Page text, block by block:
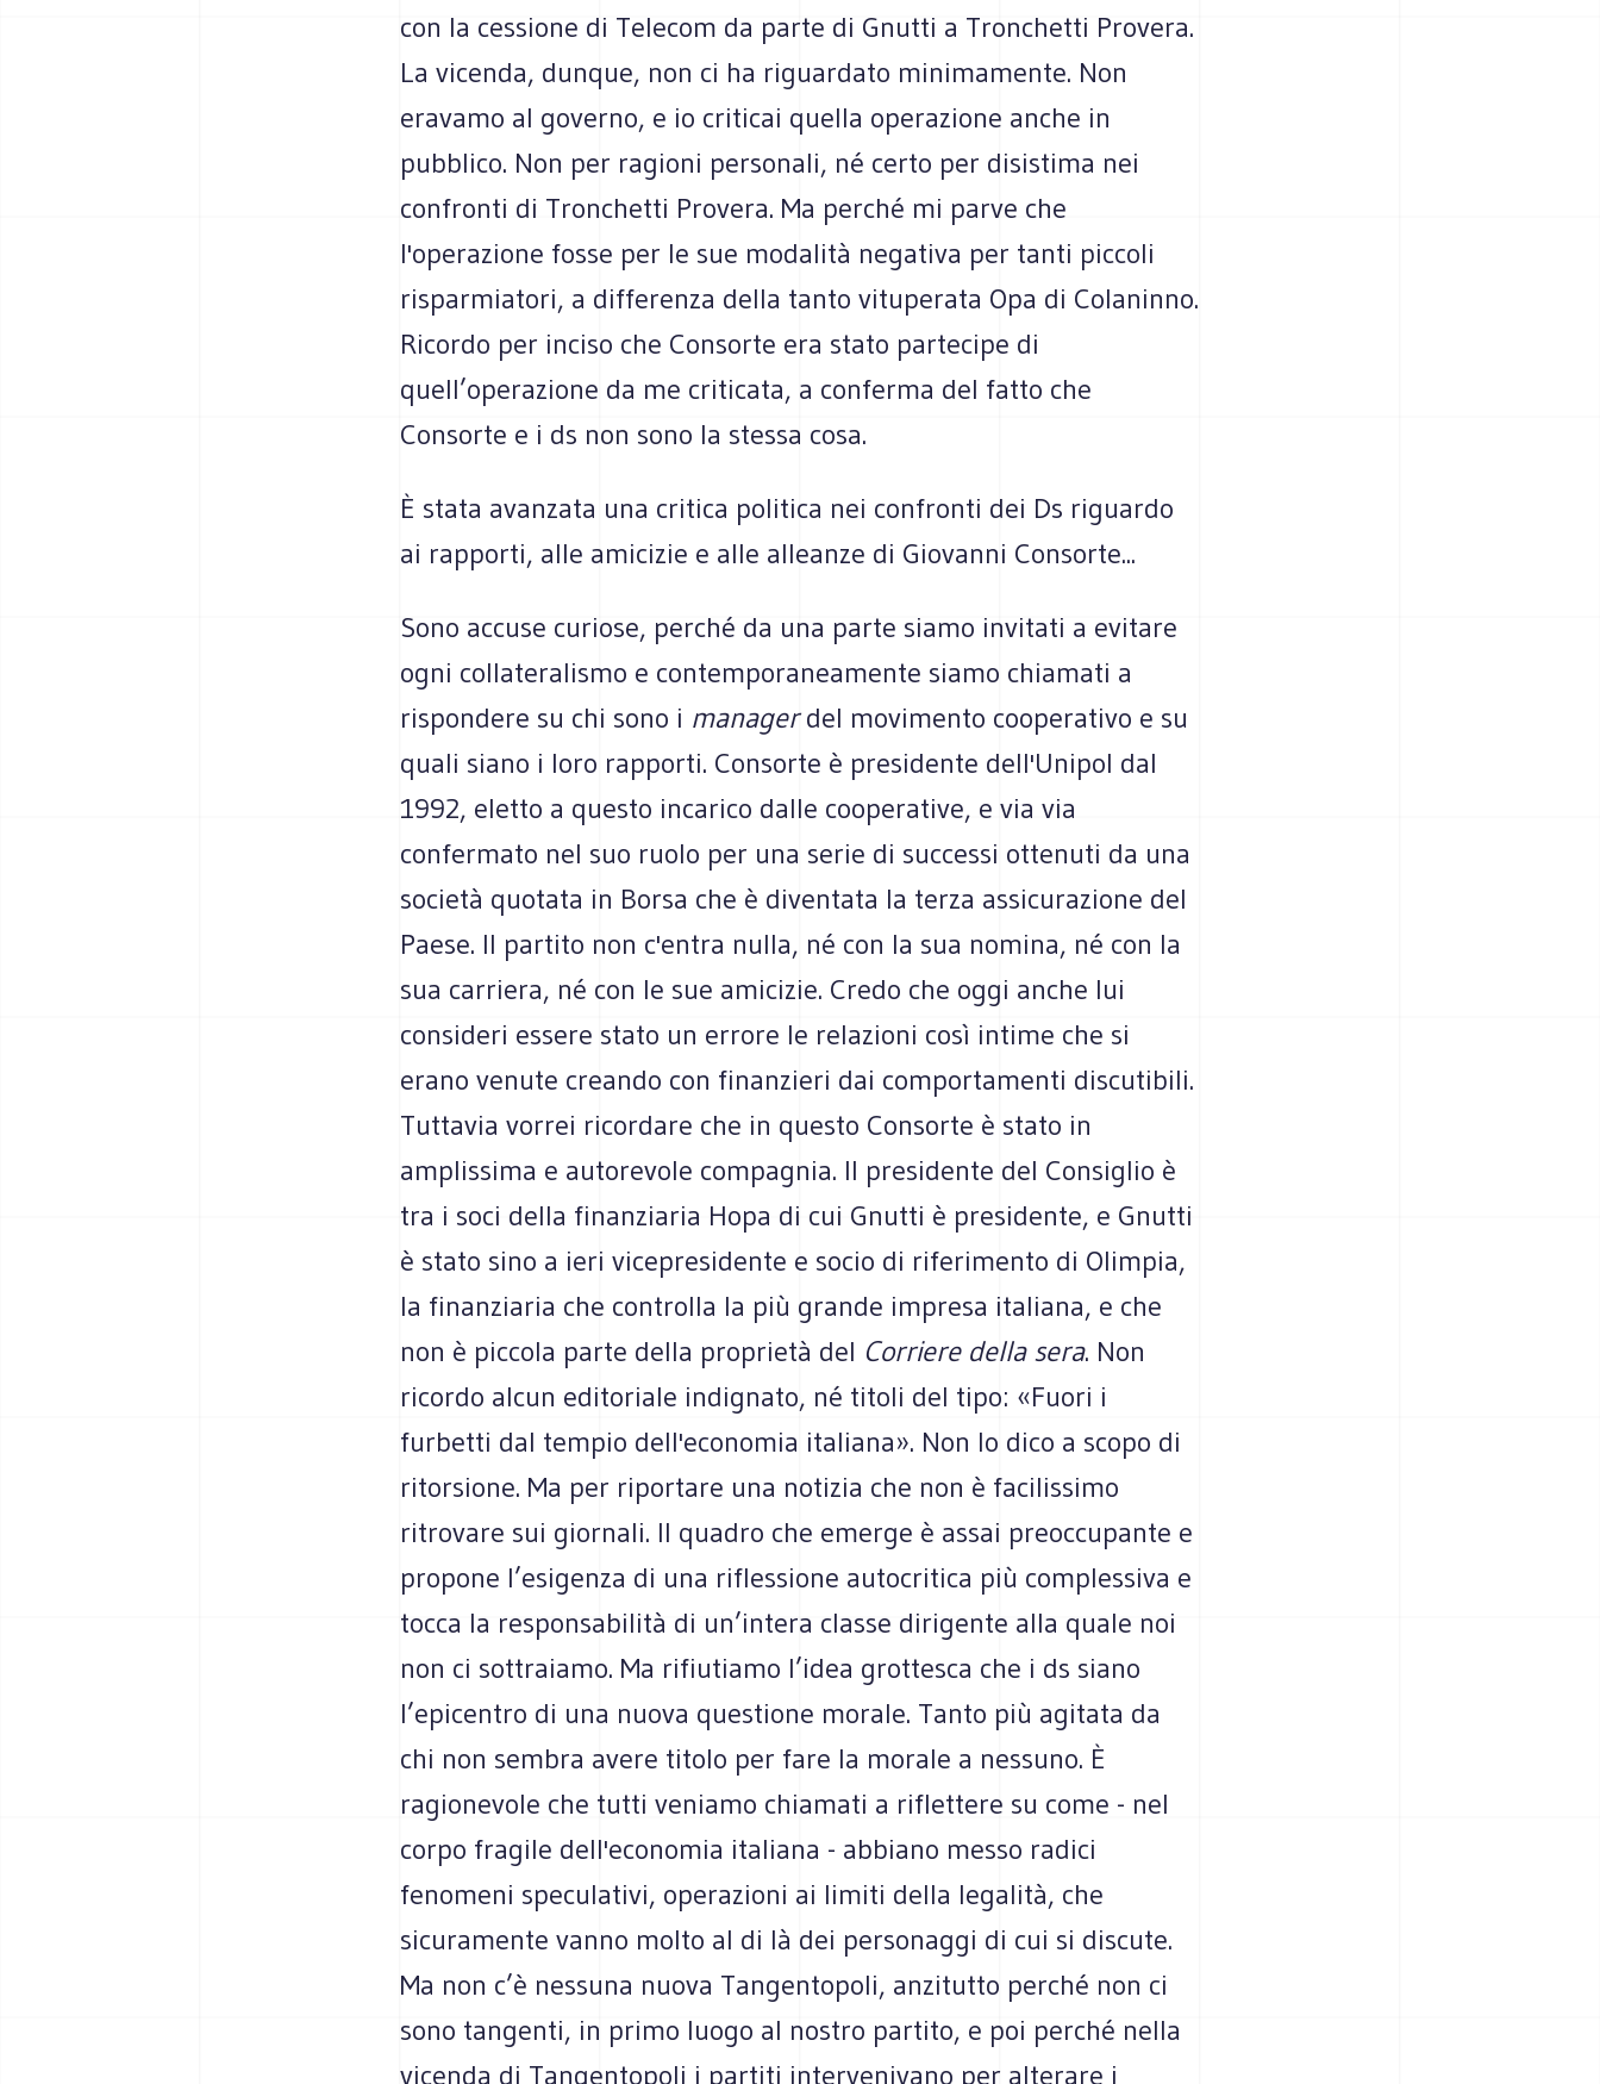
con la cessione di Telecom da parte di Gnutti a Tronchetti Provera.
La vicenda, dunque, non ci ha riguardato minimamente. Non
eravamo al governo, e io criticai quella operazione anche in
pubblico. Non per ragioni personali, né certo per disistima nei
confronti di Tronchetti Provera. Ma perché mi parve che
l'operazione fosse per le sue modalità negativa per tanti piccoli
risparmiatori, a differenza della tanto vituperata Opa di Colaninno.
Ricordo per inciso che Consorte era stato partecipe di
quell’operazione da me criticata, a conferma del fatto che
Consorte e i ds non sono la stessa cosa.
È stata avanzata una critica politica nei confronti dei Ds riguardo
ai rapporti, alle amicizie e alle alleanze di Giovanni Consorte...
Sono accuse curiose, perché da una parte siamo invitati a evitare
ogni collateralismo e contemporaneamente siamo chiamati a
rispondere su chi sono i managerdel movimento cooperativo e su
quali siano i loro rapporti. Consorte è presidente dell'Unipol dal
1992, eletto a questo incarico dalle cooperative, e via via
confermato nel suo ruolo per una serie di successi ottenuti da una
società quotata in Borsa che è diventata la terza assicurazione del
Paese. Il partito non c'entra nulla, né con la sua nomina, né con la
sua carriera, né con le sue amicizie. Credo che oggi anche lui
consideri essere stato un errore le relazioni così intime che si
erano venute creando con finanzieri dai comportamenti discutibili.
Tuttavia vorrei ricordare che in questo Consorte è stato in
amplissima e autorevole compagnia. Il presidente del Consiglio è
tra i soci della finanziaria Hopa di cui Gnutti è presidente, e Gnutti
è stato sino a ieri vicepresidente e socio di riferimento di Olimpia,
la finanziaria che controlla la più grande impresa italiana, e che
non è piccola parte della proprietà del Corriere della sera. Non
ricordo alcun editoriale indignato, né titoli del tipo: «Fuori i
furbetti dal tempio dell'economia italiana». Non lo dico a scopo di
ritorsione. Ma per riportare una notizia che non è facilissimo
ritrovare sui giornali. Il quadro che emerge è assai preoccupante e
propone l’esigenza di una riflessione autocritica più complessiva e
tocca la responsabilità di un’intera classe dirigente alla quale noi
non ci sottraiamo. Ma rifiutiamo l’idea grottesca che i ds siano
l’epicentro di una nuova questione morale. Tanto più agitata da
chi non sembra avere titolo per fare la morale a nessuno. È
ragionevole che tutti veniamo chiamati a riflettere su come - nel
corpo fragile dell'economia italiana - abbiano messo radici
fenomeni speculativi, operazioni ai limiti della legalità, che
sicuramente vanno molto al di là dei personaggi di cui si discute.
Ma non c’è nessuna nuova Tangentopoli, anzitutto perché non ci
sono tangenti, in primo luogo al nostro partito, e poi perché nella
vicenda di Tangentopoli i partiti intervenivano per alterare i